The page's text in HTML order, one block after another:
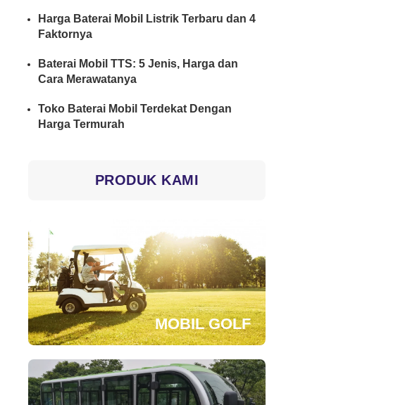
Harga Baterai Mobil Listrik Terbaru dan 4
Faktornya
Baterai Mobil TTS: 5 Jenis, Harga dan
Cara Merawatanya
Toko Baterai Mobil Terdekat Dengan
Harga Termurah
PRODUK KAMI
MOBIL GOLF